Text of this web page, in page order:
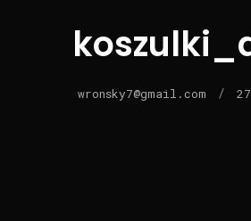
wronsky7@gmail.com /